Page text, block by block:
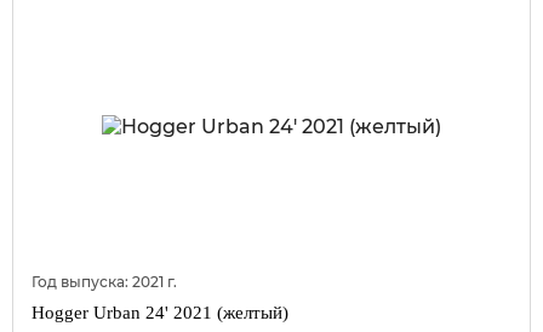
Год выпуска: 2021 г.
Hogger Urban 24' 2021 (желтый)